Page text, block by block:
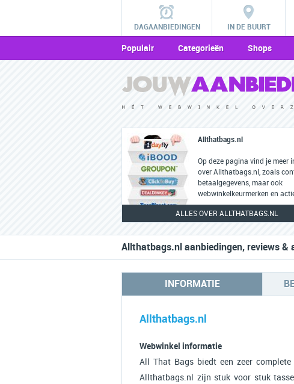
DAGAANBIEDINGEN IN DE BUURT
Populair Categorieën Shops
Allthatbags.nl
Op deze pagina vind je meer
over Allthatbags.nl, zoals
betaalgegevens, maar ook
webwinkelkeurmerken en
ALLES OVER ALLTHATBAGS.NL
Allthatbags.nl aanbiedingen, reviews &
INFORMATIE
Allthatbags.nl
Webwinkel informatie
All That Bags biedt een zeer
Allthatbags.nl zijn stuk voor stuk